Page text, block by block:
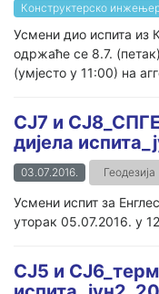
Конструктерско
Усмени дио испита из
одржаће се 8.7.
(умјесто у 11:00) на
СЈ7 и
дијела
03.07.2016. Геодезија
Усмени испит за
уторак 05.07.2016. у
СЈ5 и